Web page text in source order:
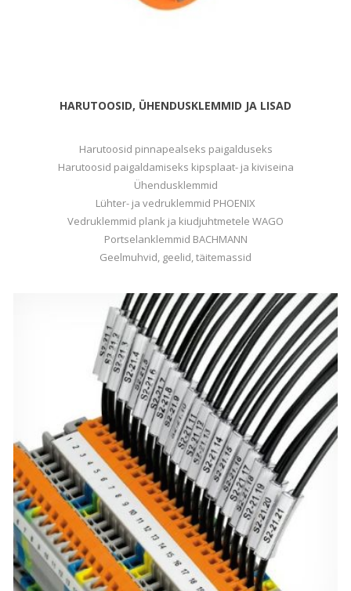
HARUTOOSID, ÜHENDUSKLEMMID JA LISAD
Harutoosid pinnapealseks paigalduseks
Harutoosid paigaldamiseks kipsplaat- ja kiviseina
Ühendusklemmid
Lühter- ja vedruklemmid PHOENIX
Vedruklemmid plank ja kiudjuhtmetele WAGO
Portselanklemmid BACHMANN
Geelmuhvid, geelid, täitemassid